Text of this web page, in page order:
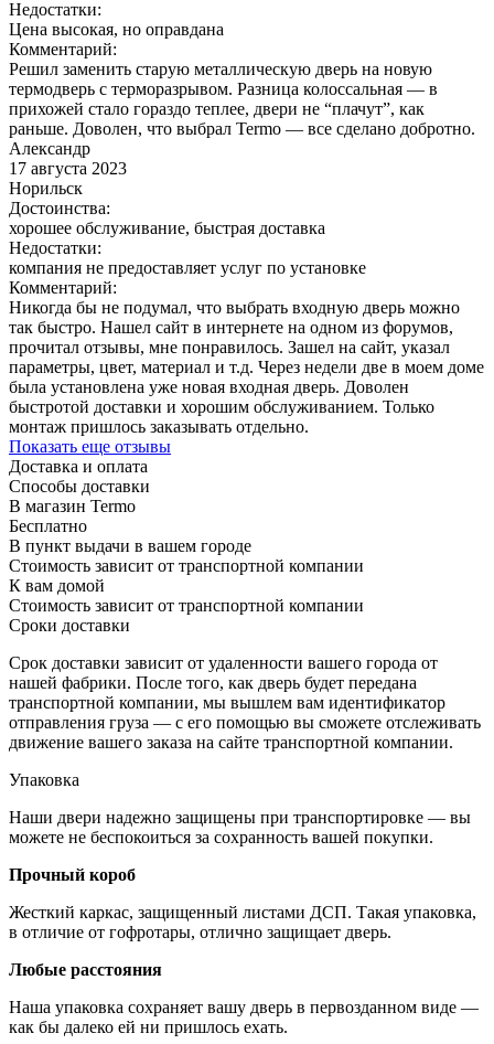
Недостатки:
Цена высокая, но оправдана
Комментарий:
Решил заменить старую металлическую дверь на новую
термодверь с терморазрывом. Разница колоссальная — в
прихожей стало гораздо теплее, двери не “плачут”, как
раньше. Доволен, что выбрал Termo — все сделано добротно.
Александр
17 августа 2023
Норильск
Достоинства:
хорошее обслуживание, быстрая доставка
Недостатки:
компания не предоставляет услуг по установке
Комментарий:
Никогда бы не подумал, что выбрать входную дверь можно
так быстро. Нашел сайт в интернете на одном из форумов,
прочитал отзывы, мне понравилось. Зашел на сайт, указал
параметры, цвет, материал и т.д. Через недели две в моем доме
была установлена уже новая входная дверь. Доволен
быстротой доставки и хорошим обслуживанием. Только
монтаж пришлось заказывать отдельно.
Показать еще отзывы
Доставка и оплата
Способы доставки
В магазин Termo
Бесплатно
В пункт выдачи в вашем городе
Стоимость зависит от транспортной компании
К вам домой
Стоимость зависит от транспортной компании
Сроки доставки
Срок доставки зависит от удаленности вашего города от
нашей фабрики. После того, как дверь будет передана
транспортной компании, мы вышлем вам идентификатор
отправления груза — с его помощью вы сможете отслеживать
движение вашего заказа на сайте транспортной компании.
Упаковка
Наши двери надежно защищены при транспортировке — вы
можете не беспокоиться за сохранность вашей покупки.
Прочный короб
Жесткий каркас, защищенный листами ДСП. Такая упаковка,
в отличие от гофротары, отлично защищает дверь.
Любые расстояния
Наша упаковка сохраняет вашу дверь в первозданном виде —
как бы далеко ей ни пришлось ехать.